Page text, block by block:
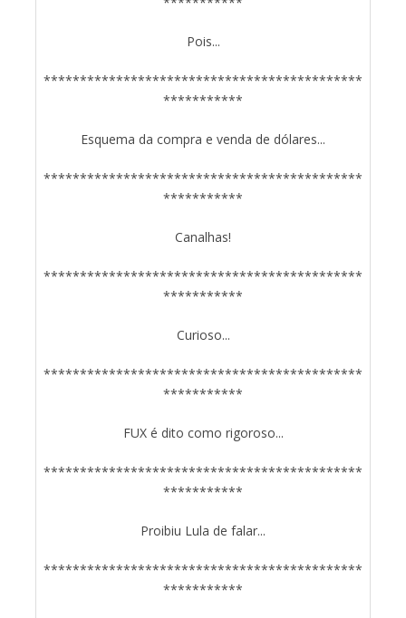
Pois...
********************************************
***********
Esquema da compra e venda de dólares...
********************************************
***********
Canalhas!
********************************************
***********
Curioso...
********************************************
***********
FUX é dito como rigoroso...
********************************************
***********
Proibiu Lula de falar...
********************************************
***********